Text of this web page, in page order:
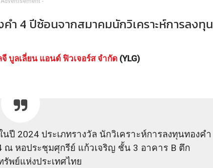
คำ 4 ปีซ้อนจากสมาคมนักวิเคราะห์การลงทุน
บูลเลี่ยน แอนด์ ฟิวเจอร์ส จำกัด (YLG)
ปี 2024 ประเภทรางวัล นักวิเคราะห์การลงทุนทองคำ
ณ หอประชุมศุกรีย์ แก้วเจริญ ชั้น 3 อาคาร B ตึก
พย์แห่งประเทศไทย